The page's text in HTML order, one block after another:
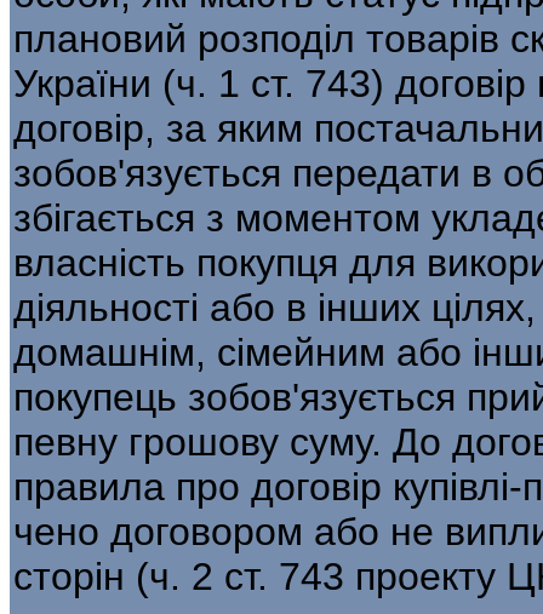
плановий розподіл товарів
України (ч. 1 ст. 743)
договір, за яким
зобов'язується передати в
збігається з моментом
власність покупця для
діяльності або в інших
домашнім, сімейним або
покупець зобов'язується
певну грошову суму. До
правила про договір
чено договором або не
сторін (ч. 2 ст. 743 проекту